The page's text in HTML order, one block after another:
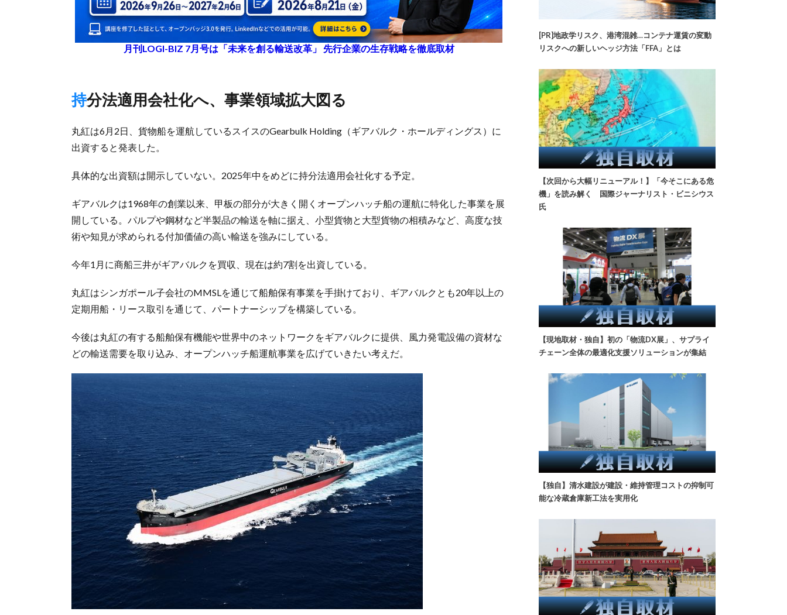
月刊LOGI-BIZ 7月号は「未来を創る輸送改革」 先行企業の生存戦略を徹底取材
持分法適用会社化へ、事業領域拡大図る
丸紅は6月2日、貨物船を運航しているスイスのGearbulk Holding（ギアバルク・ホールディングス）に
出資すると発表した。
具体的な出資額は開示していない。2025年中をめどに持分法適用会社化する予定。
ギアバルクは1968年の創業以来、甲板の部分が大きく開くオープンハッチ船の運航に特化した事業を展
開している。パルプや鋼材など半製品の輸送を軸に据え、小型貨物と大型貨物の相積みなど、高度な技
術や知見が求められる付加価値の高い輸送を強みにしている。
今年1月に商船三井がギアバルクを買収、現在は約7割を出資している。
丸紅はシンガポール子会社のMMSLを通じて船舶保有事業を手掛けており、ギアバルクとも20年以上の
定期用船・リース取引を通じて、パートナーシップを構築している。
今後は丸紅の有する船舶保有機能や世界中のネットワークをギアバルクに提供、風力発電設備の資材な
どの輸送需要を取り込み、オープンハッチ船運航事業を広げていきたい考えだ。
[PR]地政学リスク、港湾混雑…コンテナ運賃の変動
リスクへの新しいヘッジ方法「FFA」とは
【次回から大幅リニューアル！】「今そこにある危
機」を読み解く 国際ジャーナリスト・ビニシウス
氏
【現地取材・独自】初の「物流DX展」、サプライ
チェーン全体の最適化支援ソリューションが集結
【独自】清水建設が建設・維持管理コストの抑制可
能な冷蔵倉庫新工法を実用化